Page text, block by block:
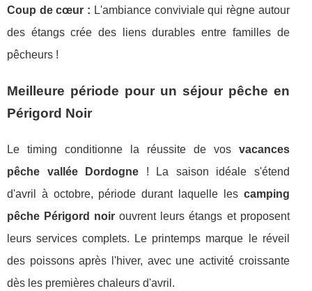
Coup de cœur : L'ambiance conviviale qui règne autour
des étangs crée des liens durables entre familles de
pêcheurs !
Meilleure période pour un séjour pêche en
Périgord Noir
Le timing conditionne la réussite de vos vacances
pêche vallée Dordogne ! La saison idéale s'étend
d'avril à octobre, période durant laquelle les camping
pêche Périgord noir ouvrent leurs étangs et proposent
leurs services complets. Le printemps marque le réveil
des poissons après l'hiver, avec une activité croissante
dès les premières chaleurs d'avril.